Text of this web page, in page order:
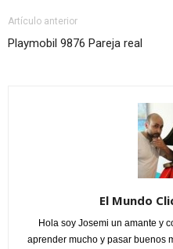
Artículo anterior
Playmobil 9876 Pareja real
El Mundo
Hola soy Josemi un amante y
aprender mucho y pasar buenos